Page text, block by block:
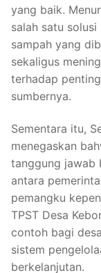
yang baik.
salah satu
sampah yang
sekaligus
terhadap
sumbernya.
Sementara itu,
menegaskan
tanggung jawab
antara
pemangku
TPST Desa
contoh bagi
sistem
berkelanjutan.